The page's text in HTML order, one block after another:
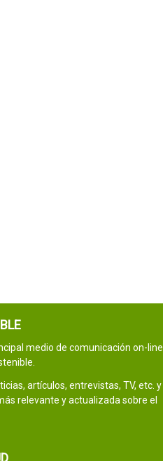
medio de comunicación on-line
artículos, entrevistas, TV, etc. y
relevante y actualizada sobre el